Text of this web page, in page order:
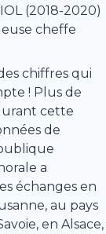
(2018-2020)
cheffe
chiffres qui
! Plus de
cette
de
a
échanges en
au pays
en Alsace,